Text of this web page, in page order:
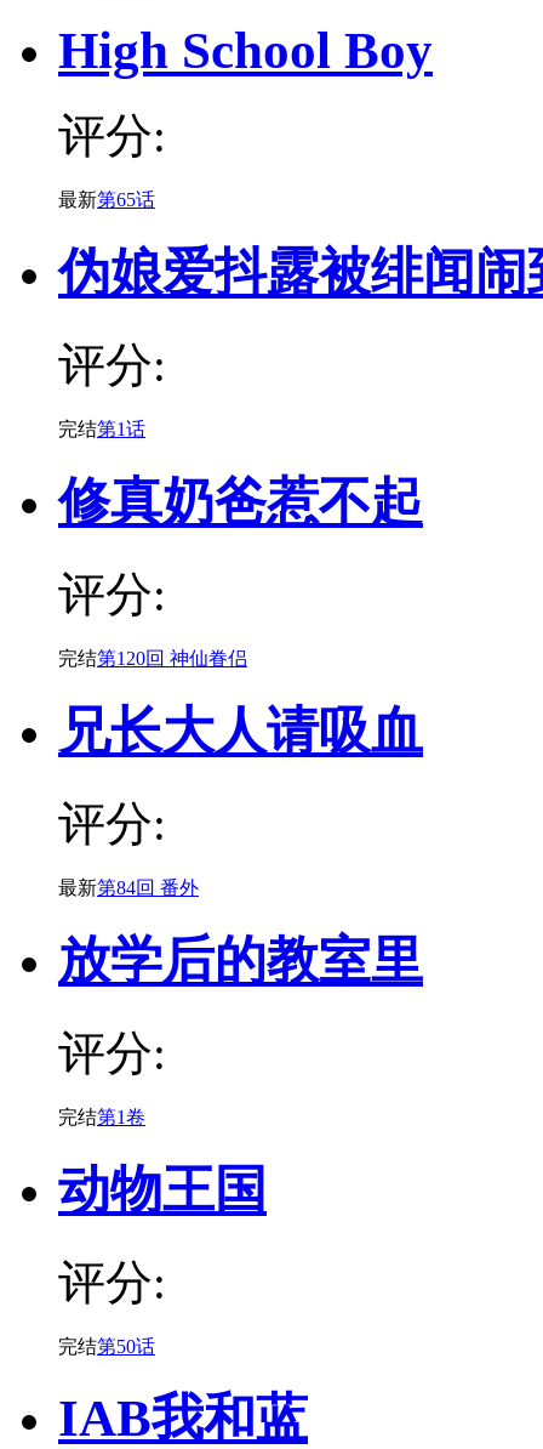
High School Boy
评分:
最新第65话
伪娘爱抖露被绯闻
评分:
完结第1话
修真奶爸惹不起
评分:
完结第120回 神仙眷侣
兄长大人请吸血
评分:
最新第84回 番外
放学后的教室里
评分:
完结第1卷
动物王国
评分:
完结第50话
IAB我和蓝